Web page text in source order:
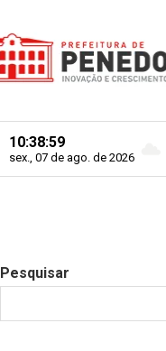
10:39:00
sex., 07 de ago. de 2026
Pesquisar